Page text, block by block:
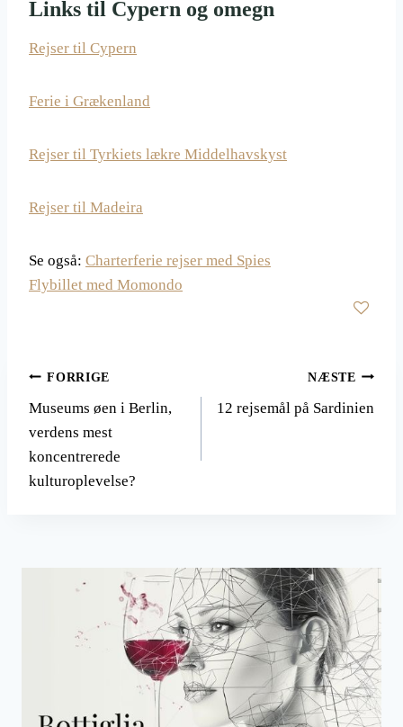
Links til Cypern og omegn
Rejser til Cypern
Ferie i Grækenland
Rejser til Tyrkiets lækre Middelhavskyst
Rejser til Madeira
Se også: Charterferie rejser med Spies
Flybillet med Momondo
Indlægsnavigation
FORRIGE
Museums øen i Berlin,
verdens mest
koncentrerede
kulturoplevelse?
NÆSTE
12 rejsemål på Sardinien